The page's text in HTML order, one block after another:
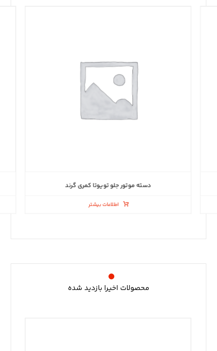
دسته موتور جلو تویوتا کمری گرند
اطلاعات بیشتر
محصولات اخیرا بازدید شده